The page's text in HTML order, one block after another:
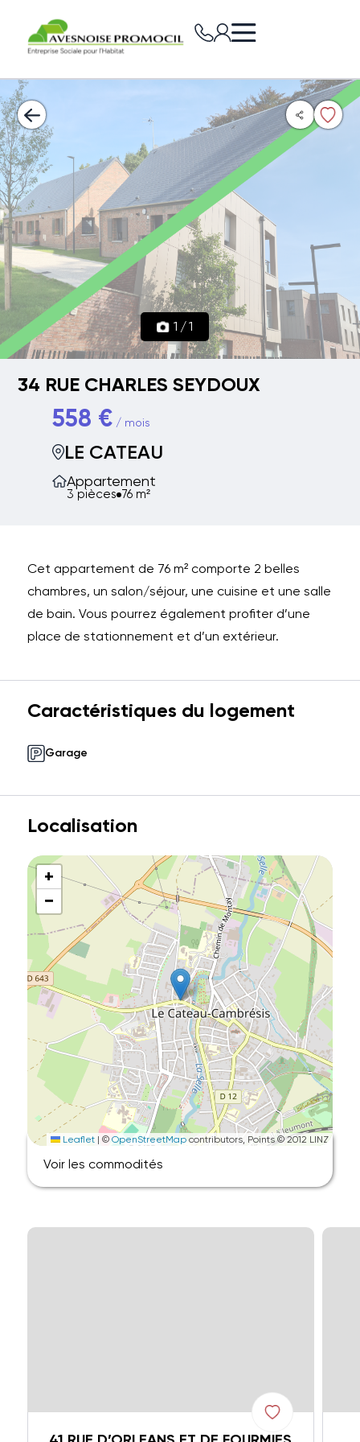
1 /1
34 RUE CHARLES SEYDOUX
558 €/ mois
LE CATEAU
Appartement
3 pièces 76 m²
Cet appartement de 76 m² comporte 2 belles
chambres, un salon/séjour, une cuisine et une salle
de bain. Vous pourrez également profiter d’une
place de stationnement et d’un extérieur.
Caractéristiques du logement
Garage
Localisation
+
−
Leaflet | ©OpenStreetMap contributors, Points © 2012 LINZ
Voir les commodités